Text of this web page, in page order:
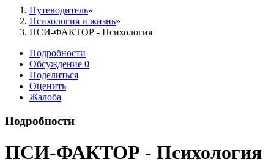
Путеводитель
Психология и жизнь
ПСИ-ФАКТОР - Психология
Подробности
Обсуждение 0
Поделиться
Оценить
Жалоба
Подробности
ПСИ-ФАКТОР - Психология